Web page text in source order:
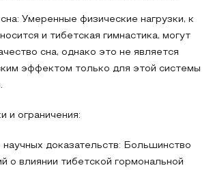
Умеренные физические нагрузки, к
и тибетская гимнастика, могут
сна, однако это не является
эффектом только для этой системы
и ограничения:
научных доказательств: Большинство
о влиянии тибетской гормональной